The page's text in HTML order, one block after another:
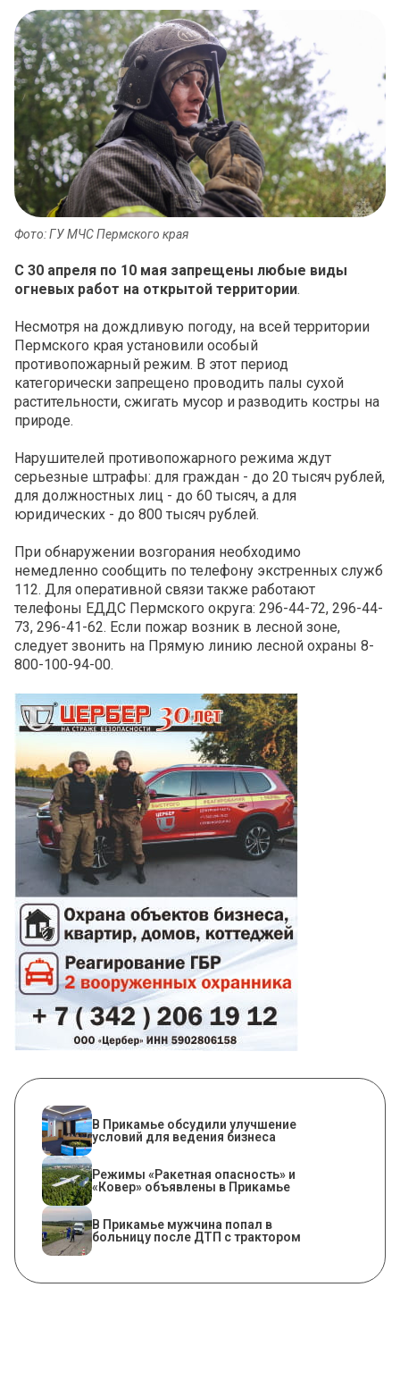
Фото: ГУ МЧС Пермского края
С 30 апреля по 10 мая запрещены любые виды
огневых работ на открытой территории.
Несмотря на дождливую погоду, на всей территории
Пермского края установили особый
противопожарный режим. В этот период
категорически запрещено проводить палы сухой
растительности, сжигать мусор и разводить костры на
природе.
Нарушителей противопожарного режима ждут
серьезные штрафы: для граждан - до 20 тысяч рублей,
для должностных лиц - до 60 тысяч, а для
юридических - до 800 тысяч рублей.
При обнаружении возгорания необходимо
немедленно сообщить по телефону экстренных служб
112. Для оперативной связи также работают
телефоны ЕДДС Пермского округа: 296-44-72, 296-44-
73, 296-41-62. Если пожар возник в лесной зоне,
следует звонить на Прямую линию лесной охраны 8-
800-100-94-00.
В Прикамье обсудили улучшение
условий для ведения бизнеса
Режимы «Ракетная опасность» и
«Ковер» объявлены в Прикамье
В Прикамье мужчина попал в
больницу после ДТП с трактором